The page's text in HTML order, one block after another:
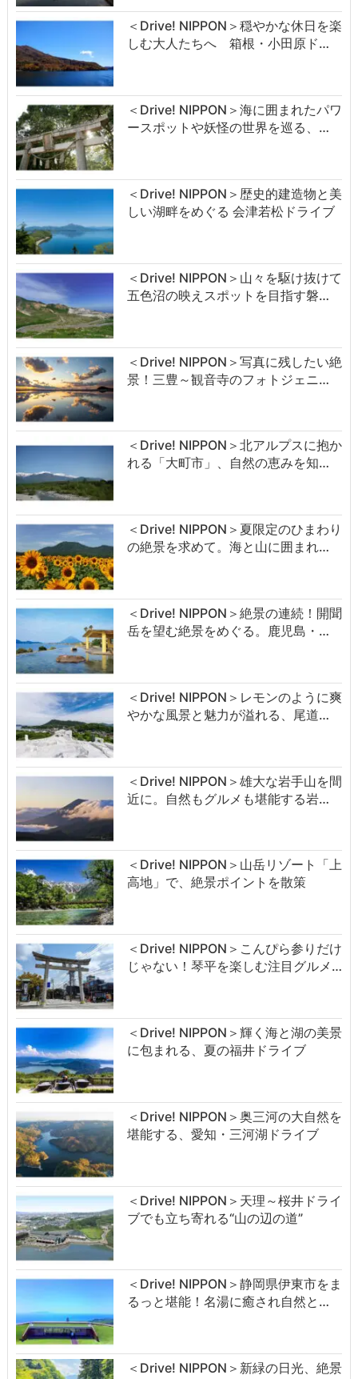
＜Drive! NIPPON＞穏やかな休日を楽
しむ大人たちへ 箱根・小田原ド…
＜Drive! NIPPON＞海に囲まれたパワ
ースポットや妖怪の世界を巡る、…
＜Drive! NIPPON＞歴史的建造物と美
しい湖畔をめぐる 会津若松ドライブ
＜Drive! NIPPON＞山々を駆け抜けて
五色沼の映えスポットを目指す磐…
＜Drive! NIPPON＞写真に残したい絶
景！三豊～観音寺のフォトジェニ…
＜Drive! NIPPON＞北アルプスに抱か
れる「大町市」、自然の恵みを知…
＜Drive! NIPPON＞夏限定のひまわり
の絶景を求めて。海と山に囲まれ…
＜Drive! NIPPON＞絶景の連続！開聞
岳を望む絶景をめぐる。鹿児島・…
＜Drive! NIPPON＞レモンのように爽
やかな風景と魅力が溢れる、尾道…
＜Drive! NIPPON＞雄大な岩手山を間
近に。自然もグルメも堪能する岩…
＜Drive! NIPPON＞山岳リゾート「上
高地」で、絶景ポイントを散策
＜Drive! NIPPON＞こんぴら参りだけ
じゃない！琴平を楽しむ注目グルメ…
＜Drive! NIPPON＞輝く海と湖の美景
に包まれる、夏の福井ドライブ
＜Drive! NIPPON＞奥三河の大自然を
堪能する、愛知・三河湖ドライブ
＜Drive! NIPPON＞天理～桜井ドライ
ブでも立ち寄れる“山の辺の道”
＜Drive! NIPPON＞静岡県伊東市をま
るっと堪能！名湯に癒され自然と…
＜Drive! NIPPON＞新緑の日光、絶景